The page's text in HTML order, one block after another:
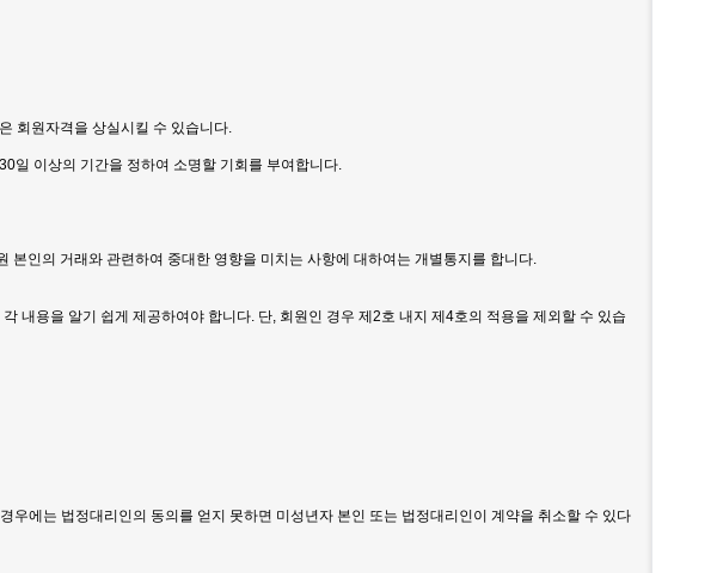
회원자격을 상실시킬 수 있습니다.
일 이상의 기간을 정하여 소명할 기회를 부여합니다.
본인의 거래와 관련하여 중대한 영향을 미치는 사항에 대하여는 개별통지를 합니다.
내용을 알기 쉽게 제공하여야 합니다. 단, 회원인 경우 제2호 내지 제4호의 적용을 제외할 수 있습
에는 법정대리인의 동의를 얻지 못하면 미성년자 본인 또는 법정대리인이 계약을 취소할 수 있다